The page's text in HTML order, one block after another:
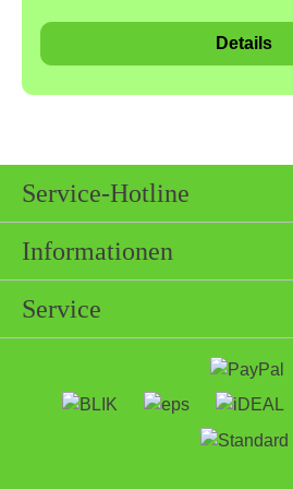
höchste Anteil an ungesättigten
wird als
verdaulich.Zutaten &
NussAllergene:Kann Spuren von
enthaltenUnsere Produkte
von Hand abgefüllt. Wir sind
dass nur die reinen Produkte in
gelangen. Bei allen präventiven
Erfahrungswerten, kann ein
Allergenen nicht zu 100%
Eine Kreuzkontamination kann
zum Zeitpunkt der Ernte,
Details
Service-Hotline
Informationen
Service